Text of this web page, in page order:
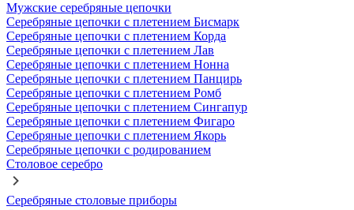
Мужские серебряные цепочки
Серебряные цепочки с плетением Бисмарк
Серебряные цепочки с плетением Корда
Серебряные цепочки с плетением Лав
Серебряные цепочки с плетением Нонна
Серебряные цепочки с плетением Панцирь
Серебряные цепочки с плетением Ромб
Серебряные цепочки с плетением Сингапур
Серебряные цепочки с плетением Фигаро
Серебряные цепочки с плетением Якорь
Серебряные цепочки с родированием
Столовое серебро
Серебряные столовые приборы